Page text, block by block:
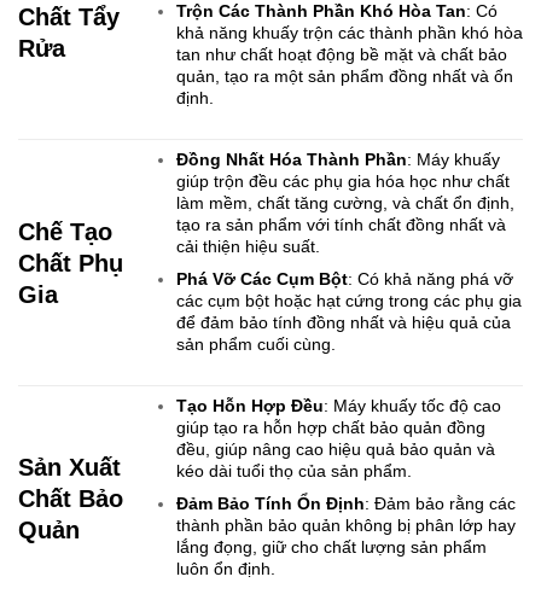
Chất Tẩy
Rửa
Trộn Các Thành Phần Khó Hòa Tan: Có
khả năng khuấy trộn các thành phần khó hòa
tan như chất hoạt động bề mặt và chất bảo
quản, tạo ra một sản phẩm đồng nhất và ổn
định.
Chế Tạo
Chất Phụ
Gia
Đồng Nhất Hóa Thành Phần: Máy khuấy
giúp trộn đều các phụ gia hóa học như chất
làm mềm, chất tăng cường, và chất ổn định,
tạo ra sản phẩm với tính chất đồng nhất và
cải thiện hiệu suất.
Phá Vỡ Các Cụm Bột: Có khả năng phá vỡ
các cụm bột hoặc hạt cứng trong các phụ gia
để đảm bảo tính đồng nhất và hiệu quả của
sản phẩm cuối cùng.
Sản Xuất
Chất Bảo
Quản
Tạo Hỗn Hợp Đều: Máy khuấy tốc độ cao
giúp tạo ra hỗn hợp chất bảo quản đồng
đều, giúp nâng cao hiệu quả bảo quản và
kéo dài tuổi thọ của sản phẩm.
Đảm Bảo Tính Ổn Định: Đảm bảo rằng các
thành phần bảo quản không bị phân lớp hay
lắng đọng, giữ cho chất lượng sản phẩm
luôn ổn định.